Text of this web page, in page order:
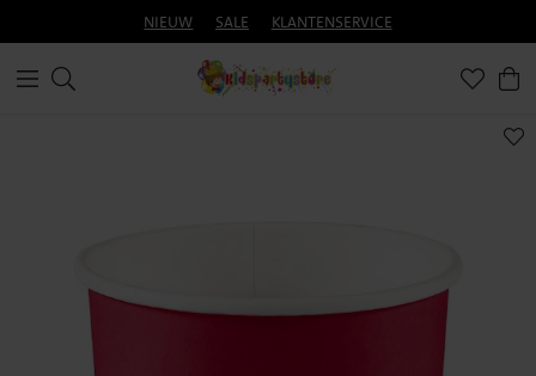
NIEUW SALE KLANTENSERVICE